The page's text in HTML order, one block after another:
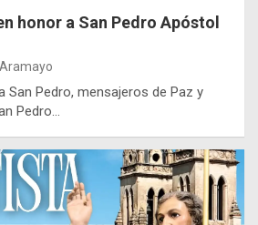
honor a San Pedro Apóstol
San Pedro, mensajeros de Paz y
Pedro…